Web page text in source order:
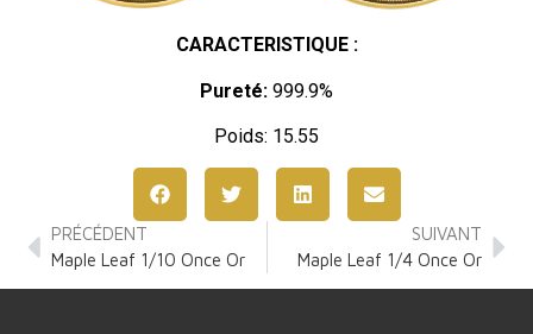
CARACTERISTIQUE :
Pureté: 999.9%
Poids: 15.55
PRÉCÉDENT
Maple Leaf 1/10 Once Or
SUIVANT
Maple Leaf 1/4 Once Or